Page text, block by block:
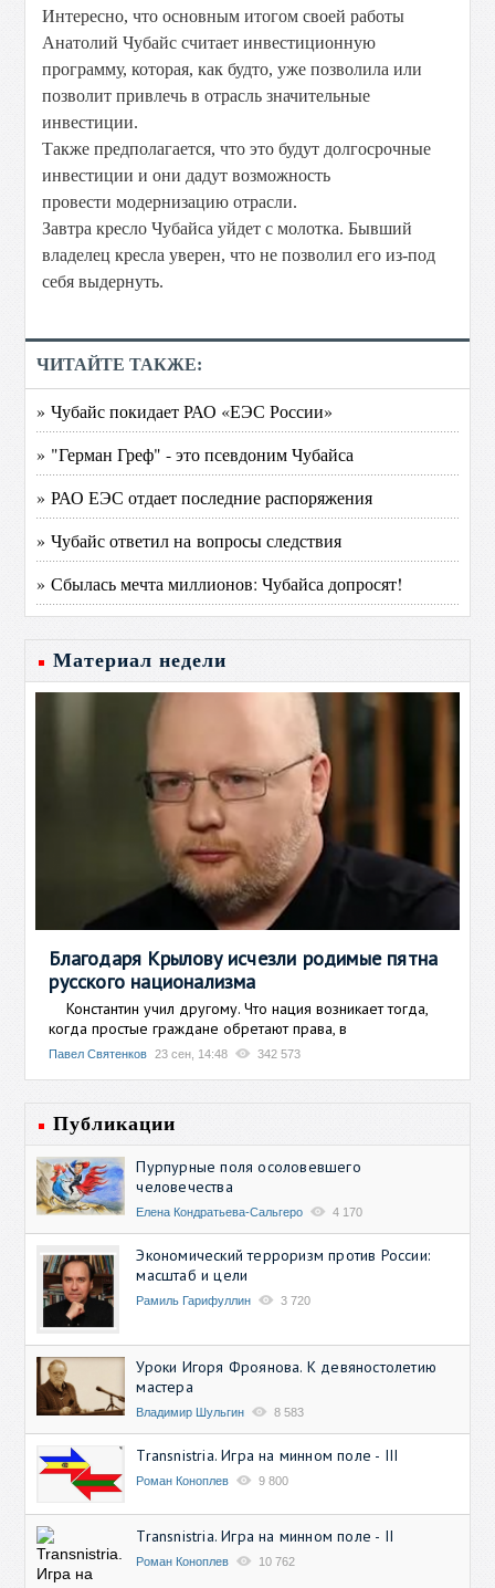
Интересно, что основным итогом своей работы
Анатолий Чубайс считает инвестиционную
программу, которая, как будто, уже позволила или
позволит привлечь в отрасль значительные
инвестиции.
Также предполагается, что это будут долгосрочные
инвестиции и они дадут возможность
провести модернизацию отрасли.
Завтра кресло Чубайса уйдет с молотка. Бывший
владелец кресла уверен, что не позволил его из-под
себя выдернуть.
ЧИТАЙТЕ ТАКЖЕ:
» Чубайс покидает РАО «ЕЭС России»
» "Герман Греф" - это псевдоним Чубайса
» РАО ЕЭС отдает последние распоряжения
» Чубайс ответил на вопросы следствия
» Сбылась мечта миллионов: Чубайса допросят!
Материал недели
Благодаря Крылову исчезли родимые пятна
русского национализма
Константин учил другому. Что нация возникает тогда,
когда простые граждане обретают права, в
Павел Святенков 23 сен, 14:48 342 573
Публикации
Пурпурные поля осоловевшего
человечества
Елена Кондратьева-Сальгеро 4 170
Экономический терроризм против России:
масштаб и цели
Рамиль Гарифуллин 3 720
Уроки Игоря Фроянова. К девяностолетию
мастера
Владимир Шульгин 8 583
Transnistria. Игра на минном поле - III
Роман Коноплев 9 800
Transnistria. Игра на минном поле - II
Роман Коноплев 10 762